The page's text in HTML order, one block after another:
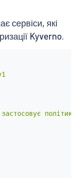
сервіси, які
Kyverno.